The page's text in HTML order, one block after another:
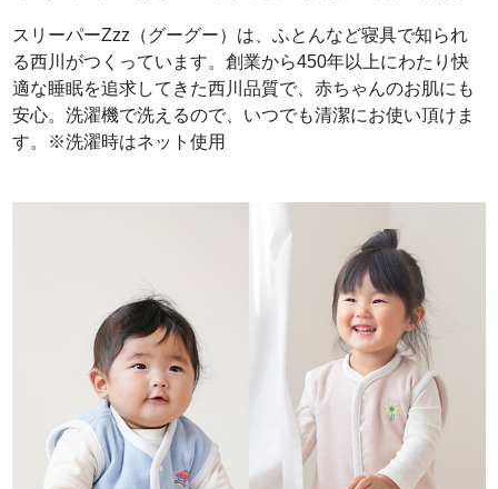
スリーパーZzz（グーグー）は、ふとんなど寝具で知られ
る西川がつくっています。創業から450年以上にわたり快
適な睡眠を追求してきた西川品質で、赤ちゃんのお肌にも
安心。洗濯機で洗えるので、いつでも清潔にお使い頂けま
す。※洗濯時はネット使用